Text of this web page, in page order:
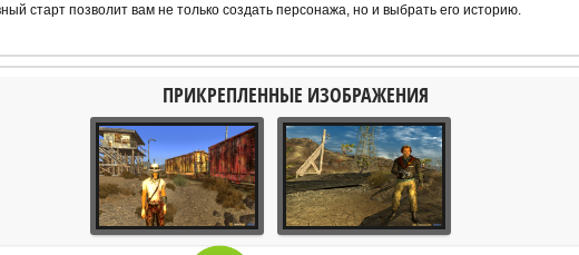
старт позволит вам не только создать персонажа, но и выбрать его историю.
ПРИКРЕПЛЕННЫЕ ИЗОБРАЖЕНИЯ